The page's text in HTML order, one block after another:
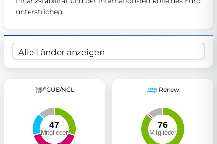
unterstrichen.
GUE/NGL Renew